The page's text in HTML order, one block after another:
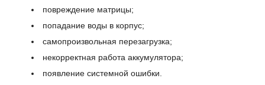
повреждение матрицы;
попадание воды в корпус;
самопроизвольная перезагрузка;
некорректная работа аккумулятора;
появление системной ошибки.